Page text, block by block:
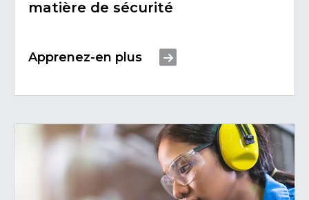
matière de sécurité
Apprenez-en plus